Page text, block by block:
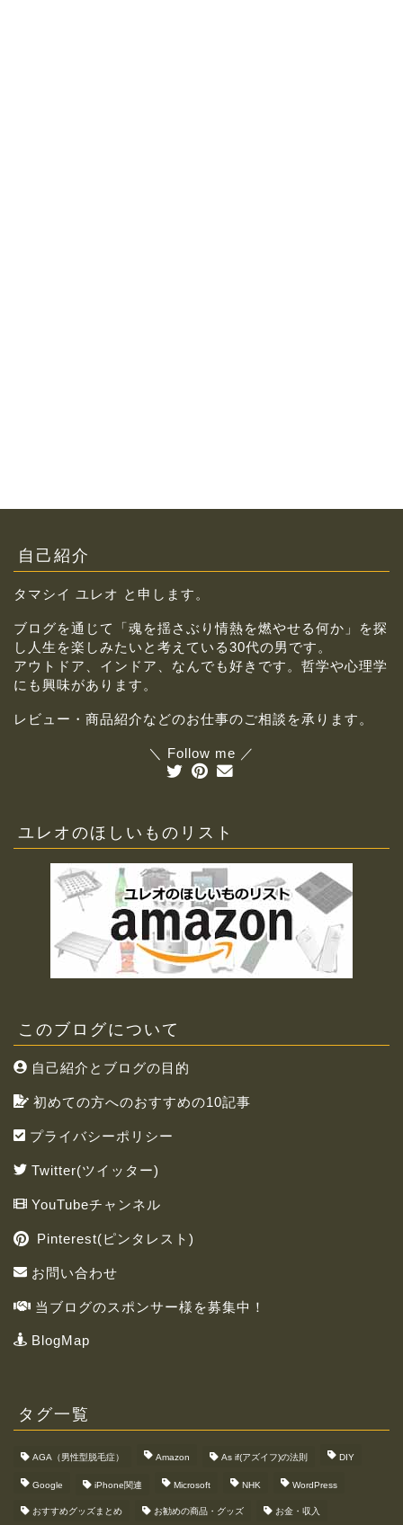
自己紹介
タマシイ ユレオ と申します。
ブログを通じて「魂を揺さぶり情熱を燃やせる何か」を探
し人生を楽しみたいと考えている30代の男です。
アウトドア、インドア、なんでも好きです。哲学や心理学
にも興味があります。
レビュー・商品紹介などのお仕事のご相談を承ります。
＼ Follow me ／
ユレオのほしいものリスト
このブログについて
自己紹介とブログの目的
初めての方へのおすすめの10記事
プライバシーポリシー
Twitter(ツイッター)
YouTubeチャンネル
Pinterest(ピンタレスト)
お問い合わせ
当ブログのスポンサー様を募集中！
BlogMap
タグ一覧
AGA（男性型脱毛症） Amazon As if(アズイフ)の法則 DIY
Google iPhone関連 Microsoft NHK WordPress
おすすめグッズまとめ お勧めの商品・グッズ お金・収入